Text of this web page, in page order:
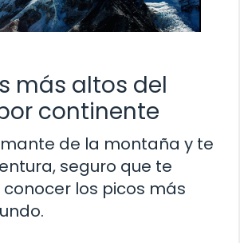
más altos del
continente
de la montaña y te
seguro que te
los picos más